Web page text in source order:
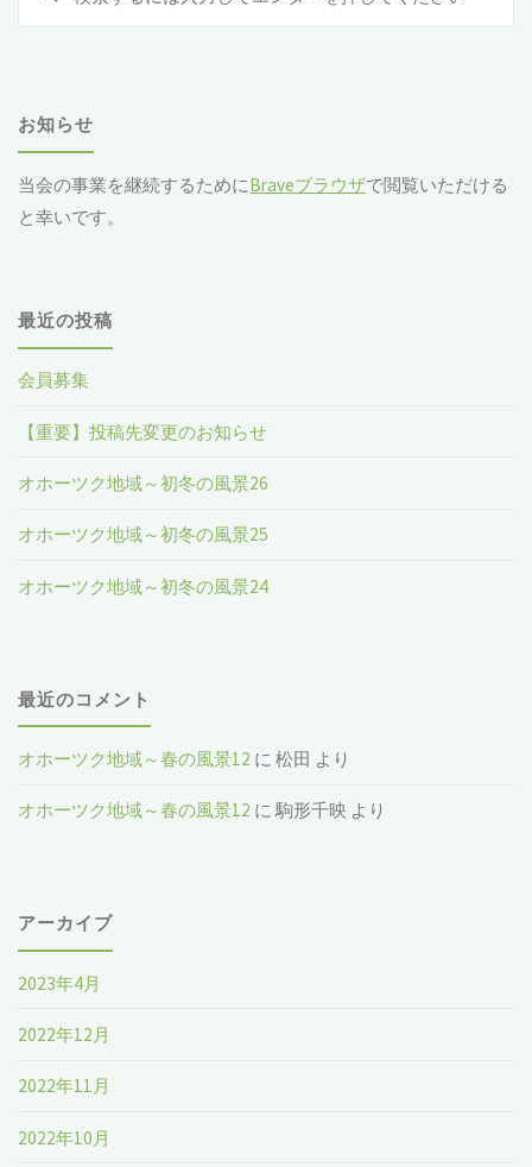
お知らせ
当会の事業を継続するためにBraveブラウザで閲覧いただける
と幸いです。
最近の投稿
会員募集
【重要】投稿先変更のお知らせ
オホーツク地域～初冬の風景26
オホーツク地域～初冬の風景25
オホーツク地域～初冬の風景24
最近のコメント
オホーツク地域～春の風景12 に松田 より
オホーツク地域～春の風景12 に駒形千映 より
アーカイブ
2023年4月
2022年12月
2022年11月
2022年10月